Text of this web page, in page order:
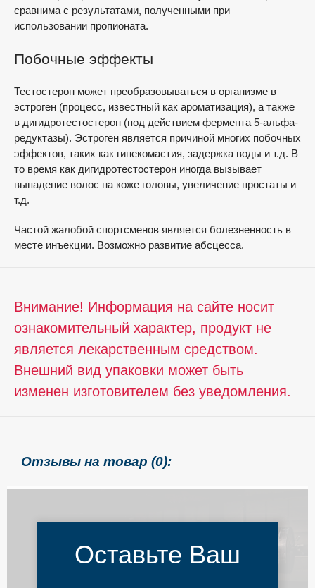
сравнима с результатами, полученными при
использовании пропионата.
Побочные эффекты
Тестостерон может преобразовываться в организме в
эстроген (процесс, известный как ароматизация), а также
в дигидротестостерон (под действием фермента 5-альфа-
редуктазы). Эстроген является причиной многих побочных
эффектов, таких как гинекомастия, задержка воды и т.д. В
то время как дигидротестостерон иногда вызывает
выпадение волос на коже головы, увеличение простаты и
т.д.
Частой жалобой спортсменов является болезненность в
месте инъекции. Возможно развитие абсцесса.
Внимание! Информация на сайте носит
ознакомительный характер, продукт не
является лекарственным средством.
Внешний вид упаковки может быть
изменен изготовителем без уведомления.
Отзывы на товар (0):
Оставьте Ваш